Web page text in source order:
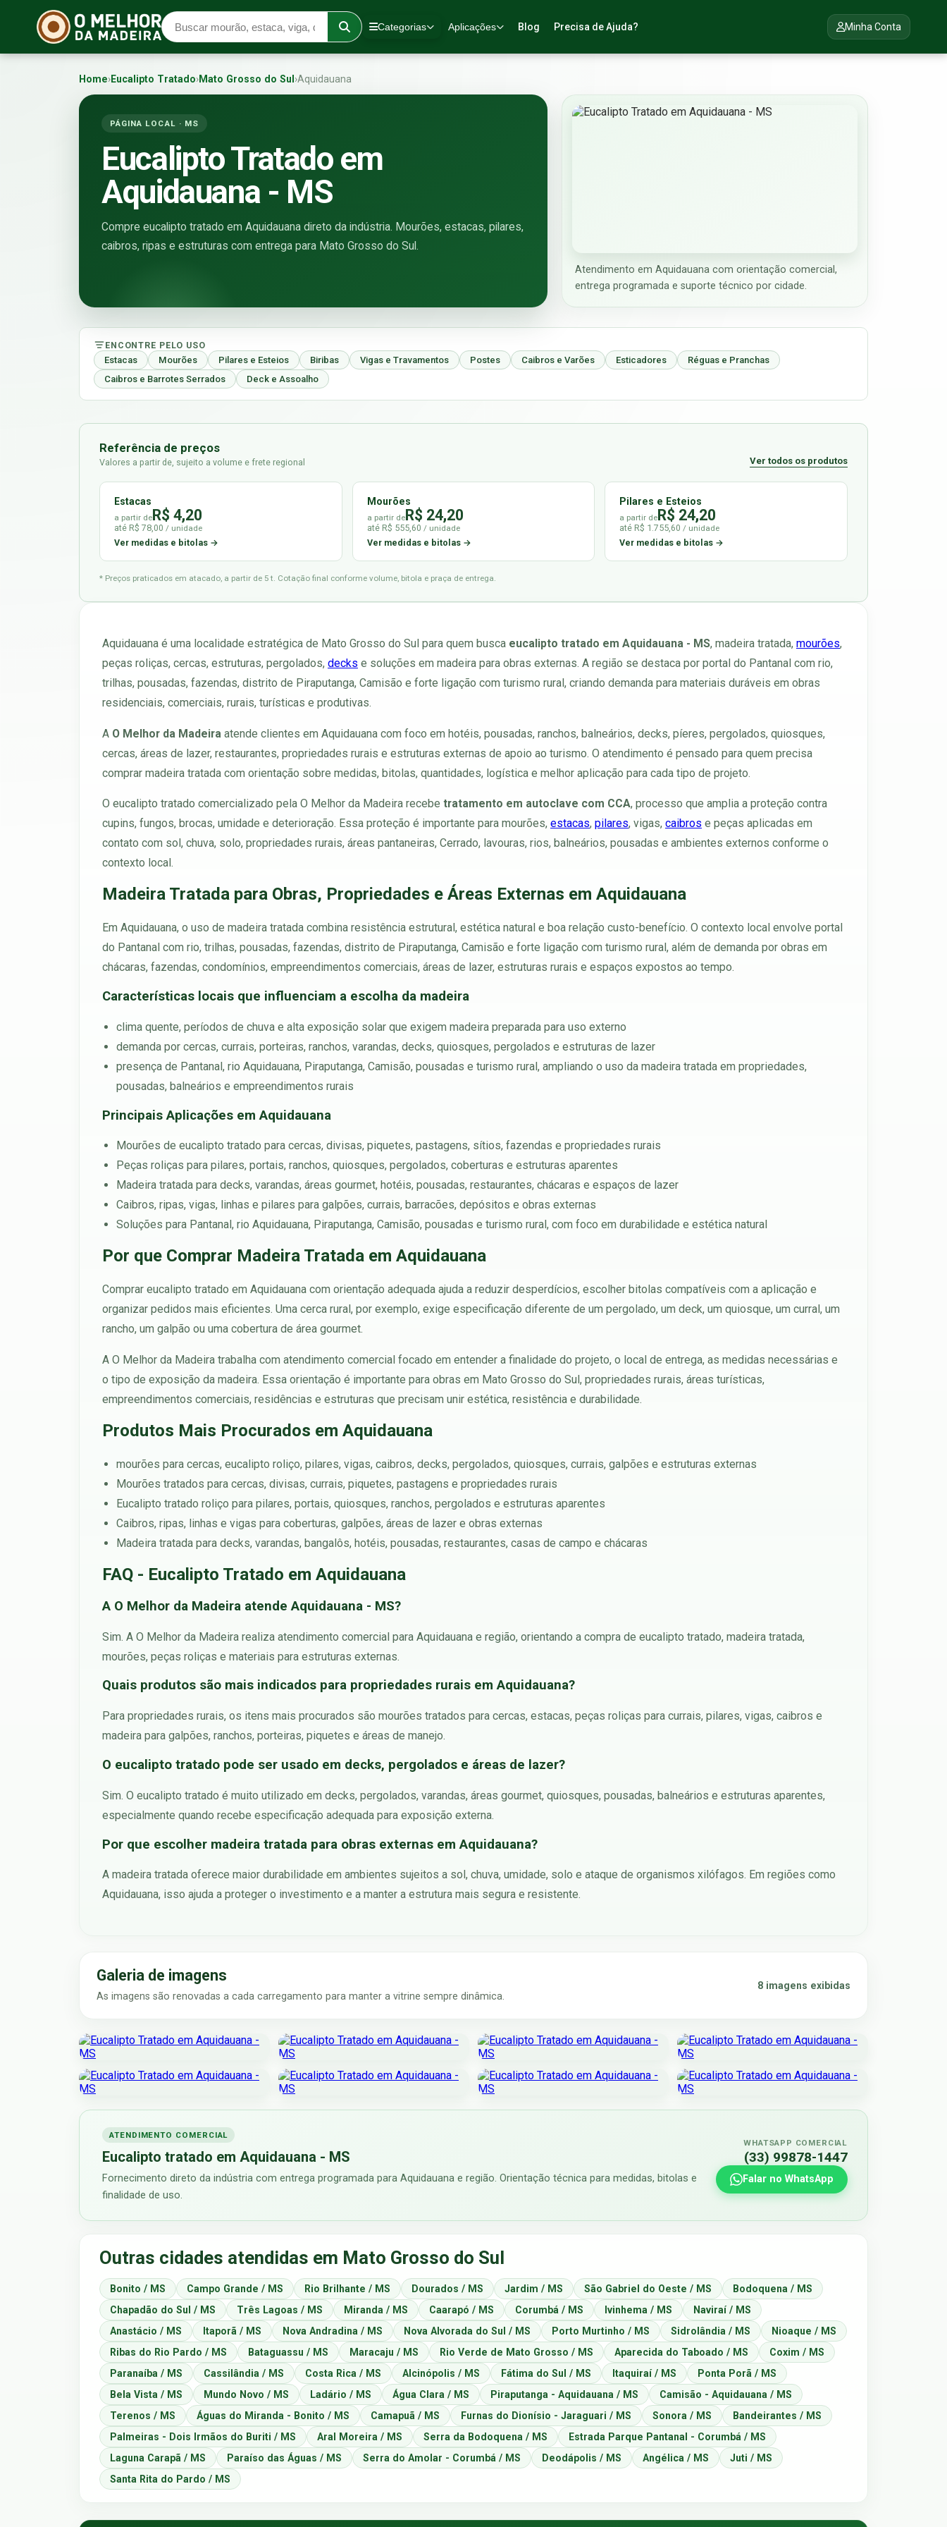
Categorias Aplicações Blog Precisa de Ajuda? Minha Conta
Home›Eucalipto Tratado›Mato Grosso do Sul ›Aquidauana
PÁGINA LOCAL · MS
Eucalipto Tratado em
Aquidauana - MS
Compre eucalipto tratado em Aquidauana direto da indústria. Mourões, estacas, pilares,
caibros, ripas e estruturas com entrega para Mato Grosso do Sul.
Atendimento em Aquidauana com orientação comercial,
entrega programada e suporte técnico por cidade.
ENCONTRE PELO USO
Estacas
Mourões Pilares e Esteios Biribas Vigas e Travamentos Postes Caibros e Varões Esticadores
Réguas e Pranchas
Caibros e Barrotes Serrados
Deck e Assoalho
Referência de preços
Valores a partir de, sujeito a volume e frete regional Ver todos os produtos
Estacas
a partir deR$ 4,20
até R$ 78,00 / unidade
Ver medidas e bitolas →
Mourões
a partir deR$ 24,20
até R$ 555,60 / unidade
Ver medidas e bitolas →
Pilares e Esteios
a partir deR$ 24,20
até R$ 1.755,60/ unidade
Ver medidas e bitolas →
* Preços praticados em atacado, a partir de 5 t. Cotação final conforme volume, bitola e praça de entrega.
Aquidauana é uma localidade estratégica de Mato Grosso do Sul para quem busca eucalipto tratado em Aquidauana - MS, madeira tratada, mourões,
peças roliças, cercas, estruturas, pergolados, decks e soluções em madeira para obras externas. A região se destaca por portal do Pantanal com rio,
trilhas, pousadas, fazendas, distrito de Piraputanga, Camisão e forte ligação com turismo rural, criando demanda para materiais duráveis em obras
residenciais, comerciais, rurais, turísticas e produtivas.
A O Melhor da Madeira atende clientes em Aquidauana com foco em hotéis, pousadas, ranchos, balneários, decks, píeres, pergolados, quiosques,
cercas, áreas de lazer, restaurantes, propriedades rurais e estruturas externas de apoio ao turismo. O atendimento é pensado para quem precisa
comprar madeira tratada com orientação sobre medidas, bitolas, quantidades, logística e melhor aplicação para cada tipo de projeto.
O eucalipto tratado comercializado pela O Melhor da Madeira recebe tratamento em autoclave com CCA, processo que amplia a proteção contra
cupins, fungos, brocas, umidade e deterioração. Essa proteção é importante para mourões, estacas, pilares, vigas, caibros e peças aplicadas em
contato com sol, chuva, solo, propriedades rurais, áreas pantaneiras, Cerrado, lavouras, rios, balneários, pousadas e ambientes externos conforme o
contexto local.
Madeira Tratada para Obras, Propriedades e Áreas Externas em Aquidauana
Em Aquidauana, o uso de madeira tratada combina resistência estrutural, estética natural e boa relação custo-benefício. O contexto local envolve portal
do Pantanal com rio, trilhas, pousadas, fazendas, distrito de Piraputanga, Camisão e forte ligação com turismo rural, além de demanda por obras em
chácaras, fazendas, condomínios, empreendimentos comerciais, áreas de lazer, estruturas rurais e espaços expostos ao tempo.
Características locais que influenciam a escolha da madeira
clima quente, períodos de chuva e alta exposição solar que exigem madeira preparada para uso externo
demanda por cercas, currais, porteiras, ranchos, varandas, decks, quiosques, pergolados e estruturas de lazer
presença de Pantanal, rio Aquidauana, Piraputanga, Camisão, pousadas e turismo rural, ampliando o uso da madeira tratada em propriedades,
pousadas, balneários e empreendimentos rurais
Principais Aplicações em Aquidauana
Mourões de eucalipto tratado para cercas, divisas, piquetes, pastagens, sítios, fazendas e propriedades rurais
Peças roliças para pilares, portais, ranchos, quiosques, pergolados, coberturas e estruturas aparentes
Madeira tratada para decks, varandas, áreas gourmet, hotéis, pousadas, restaurantes, chácaras e espaços de lazer
Caibros, ripas, vigas, linhas e pilares para galpões, currais, barracões, depósitos e obras externas
Soluções para Pantanal, rio Aquidauana, Piraputanga, Camisão, pousadas e turismo rural, com foco em durabilidade e estética natural
Por que Comprar Madeira Tratada em Aquidauana
Comprar eucalipto tratado em Aquidauana com orientação adequada ajuda a reduzir desperdícios, escolher bitolas compatíveis com a aplicação e
organizar pedidos mais eficientes. Uma cerca rural, por exemplo, exige especificação diferente de um pergolado, um deck, um quiosque, um curral, um
rancho, um galpão ou uma cobertura de área gourmet.
A O Melhor da Madeira trabalha com atendimento comercial focado em entender a finalidade do projeto, o local de entrega, as medidas necessárias e
o tipo de exposição da madeira. Essa orientação é importante para obras em Mato Grosso do Sul, propriedades rurais, áreas turísticas,
empreendimentos comerciais, residências e estruturas que precisam unir estética, resistência e durabilidade.
Produtos Mais Procurados em Aquidauana
mourões para cercas, eucalipto roliço, pilares, vigas, caibros, decks, pergolados, quiosques, currais, galpões e estruturas externas
Mourões tratados para cercas, divisas, currais, piquetes, pastagens e propriedades rurais
Eucalipto tratado roliço para pilares, portais, quiosques, ranchos, pergolados e estruturas aparentes
Caibros, ripas, linhas e vigas para coberturas, galpões, áreas de lazer e obras externas
Madeira tratada para decks, varandas, bangalôs, hotéis, pousadas, restaurantes, casas de campo e chácaras
FAQ - Eucalipto Tratado em Aquidauana
A O Melhor da Madeira atende Aquidauana - MS?
Sim. A O Melhor da Madeira realiza atendimento comercial para Aquidauana e região, orientando a compra de eucalipto tratado, madeira tratada,
mourões, peças roliças e materiais para estruturas externas.
Quais produtos são mais indicados para propriedades rurais em Aquidauana?
Para propriedades rurais, os itens mais procurados são mourões tratados para cercas, estacas, peças roliças para currais, pilares, vigas, caibros e
madeira para galpões, ranchos, porteiras, piquetes e áreas de manejo.
O eucalipto tratado pode ser usado em decks, pergolados e áreas de lazer?
Sim. O eucalipto tratado é muito utilizado em decks, pergolados, varandas, áreas gourmet, quiosques, pousadas, balneários e estruturas aparentes,
especialmente quando recebe especificação adequada para exposição externa.
Por que escolher madeira tratada para obras externas em Aquidauana?
A madeira tratada oferece maior durabilidade em ambientes sujeitos a sol, chuva, umidade, solo e ataque de organismos xilófagos. Em regiões como
Aquidauana, isso ajuda a proteger o investimento e a manter a estrutura mais segura e resistente.
Galeria de imagens
As imagens são renovadas a cada carregamento para manter a vitrine sempre dinâmica.
8 imagens exibidas
ATENDIMENTO COMERCIAL
Eucalipto tratado em Aquidauana - MS
Fornecimento direto da indústria com entrega programada para Aquidauana e região. Orientação técnica para medidas, bitolas e
finalidade de uso.
WHATSAPP COMERCIAL
(33) 99878-1447
Falar no WhatsApp
Outras cidades atendidas em Mato Grosso do Sul
Bonito / MS Campo Grande / MS Rio Brilhante / MS Dourados / MS Jardim / MS São Gabriel do Oeste / MS
Bodoquena / MS
Chapadão do Sul / MS
Três Lagoas / MS Miranda / MS Caarapó / MS Corumbá / MS Ivinhema / MS
Naviraí / MS
Anastácio / MS
Itaporã / MS Nova Andradina / MS Nova Alvorada do Sul / MS Porto Murtinho / MS Sidrolândia / MS
Nioaque / MS
Ribas do Rio Pardo / MS
Bataguassu / MS Maracaju / MS Rio Verde de Mato Grosso / MS Aparecida do Taboado / MS
Coxim / MS
Paranaíba / MS
Cassilândia / MS Costa Rica / MS Alcinópolis / MS Fátima do Sul / MS Itaquiraí / MS
Ponta Porã / MS
Bela Vista / MS
Mundo Novo / MS Ladário / MS Água Clara / MS Piraputanga - Aquidauana / MS
Camisão - Aquidauana / MS
Terenos / MS
Águas do Miranda - Bonito / MS Camapuã / MS Furnas do Dionísio - Jaraguari / MS Sonora / MS
Bandeirantes / MS
Palmeiras - Dois Irmãos do Buriti / MS
Aral Moreira / MS Serra da Bodoquena / MS
Estrada Parque Pantanal - Corumbá / MS
Laguna Carapã / MS
Paraíso das Águas / MS Serra do Amolar - Corumbá / MS Deodápolis / MS Angélica / MS
Juti / MS
Santa Rita do Pardo / MS